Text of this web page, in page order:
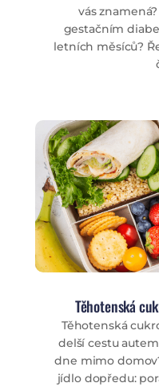
vás
gestačním
letních měsíců?
Těhotenská
Těhotenská
delší cestu
dne mimo
jídlo dopředu: